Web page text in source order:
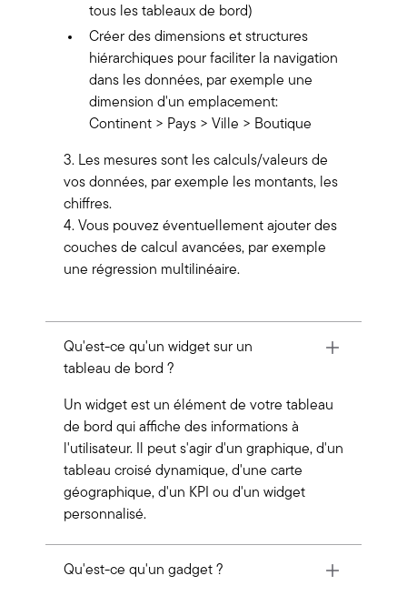
tous les tableaux de bord)
Créer des dimensions et structures
hiérarchiques pour faciliter la navigation
dans les données, par exemple une
dimension d'un emplacement:
Continent > Pays > Ville > Boutique
3. Les mesures sont les calculs/valeurs de
vos données, par exemple les montants, les
chiffres.
4. Vous pouvez éventuellement ajouter des
couches de calcul avancées, par exemple
une régression multilinéaire.
Qu'est-ce qu'un widget sur un
tableau de bord ?
Un widget est un élément de votre tableau
de bord qui affiche des informations à
l'utilisateur. Il peut s'agir d'un graphique, d'un
tableau croisé dynamique, d'une carte
géographique, d'un KPI ou d'un widget
personnalisé.
Qu'est-ce qu'un gadget ?